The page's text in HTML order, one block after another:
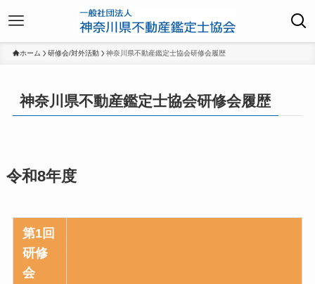
ホーム 研修会/対外活動 神奈川県不動産鑑定士協会研修会履歴
神奈川県不動産鑑定士協会研修会履歴
令和8年度
第1回
研修
会